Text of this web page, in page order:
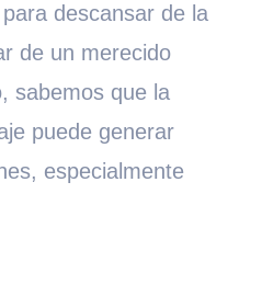
descansar de la
de un merecido
sabemos que la
puede generar
especialmente